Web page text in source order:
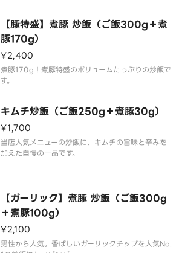
【豚特盛】煮豚 炒飯（ご飯300g＋煮
豚170g）
¥2,400
煮豚170g！煮豚特盛のボリュームたっぷりの炒飯で
す。
キムチ炒飯（ご飯250g＋煮豚30g）
¥1,700
当店人気メニューの炒飯に、キムチの旨味と辛みを
加えた自慢の一品です。
【ガーリック】煮豚 炒飯（ご飯300g
＋煮豚100g）
¥2,100
男性から人気。香ばしいガーリックチップを人気No.